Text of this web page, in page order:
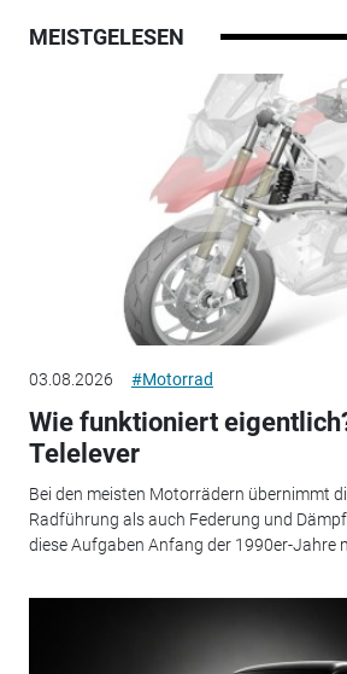
MEISTGELESEN
03.08.2026 #Motorrad
Wie funktioniert
Telelever
Bei den meisten Motorrädern übernimmt
Radführung als auch Federung und
diese Aufgaben Anfang der 1990er-Jahre